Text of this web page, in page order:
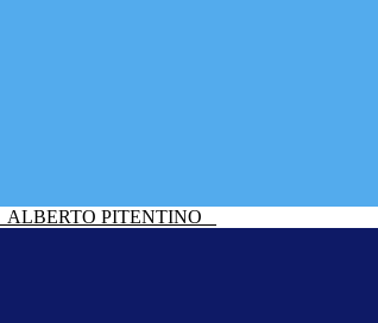
ALBERTO PITENTINO